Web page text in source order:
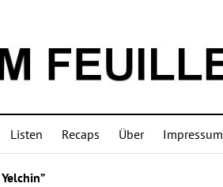
Listen Recaps Über Impressum